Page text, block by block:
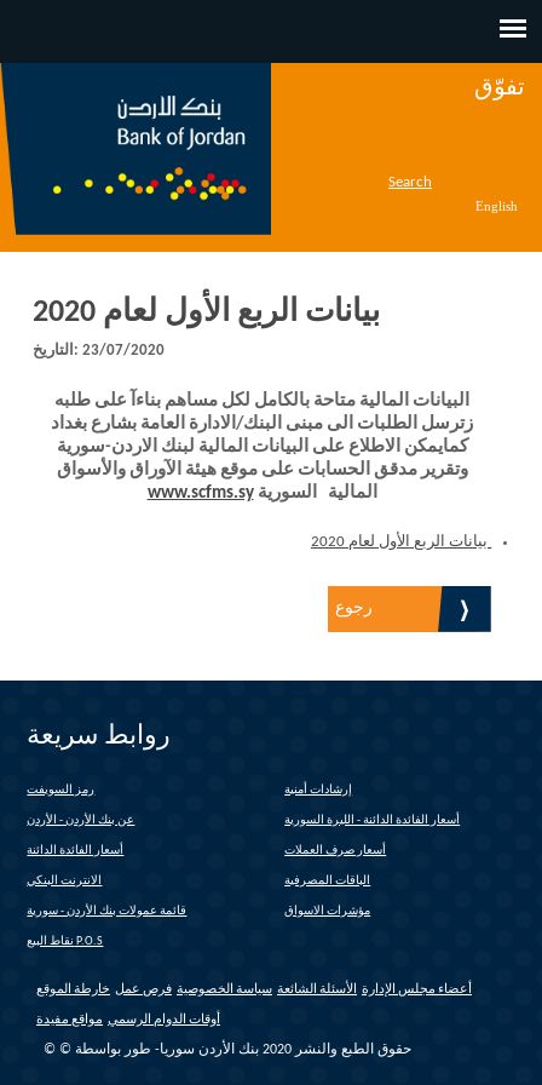
تفوّق
Search
English
بيانات الربع الأول لعام 2020
التاريخ: 23/07/2020
البيانات المالية متاحة بالكامل لكل مساهم بناءآ على طلبه
زترسل الطلبات الى مبنى البنك/الادارة العامة بشارع بغداد
كمايمكن الاطلاع على البيانات المالية لبنك الاردن-سورية
وتقرير مدقق الحسابات على موقع هيئة الآوراق والأسواق
المالية السوريةwww.scfms.sy
بيانات الربع الأول لعام 2020
رجوع
روابط سريعة
رمز السويفت إرشادات أمنية
عن بنك الأردن - الأردن أسعار الفائدة الدائنة - الليرة السورية
أسعار الفائدة الدائنة أسعار صرف العملات
الانترنت البنكي الباقات المصرفية
قائمة عمولات بنك الأردن - سورية مؤشرات الاسواق
نقاط البيع P.O.S
خارطة الموقع فرص عمل سياسة الخصوصية الأسئلة الشائعة أعضاء مجلس الإدارة
مواقع مفيدة أوقات الدوام الرسمي
© © حقوق الطبع والنشر 2020 بنك الأردن سوريا- طور بواسطة